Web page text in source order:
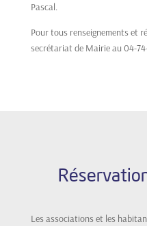
Pascal.
Pour tous renseignements et
secrétariat de Mairie au 04-
Les associations et les